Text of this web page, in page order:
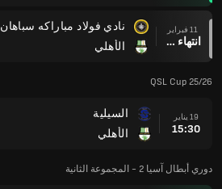
11 فبراير
انتهاء وقت المباراة
نادي فولاد مباراكه سباهان
الأهلي
QSL Cup 25/26
19 يناير
15:30
السيلية
الأهلي
دوري أبطال آسيا 2 - المجموعة الثانية